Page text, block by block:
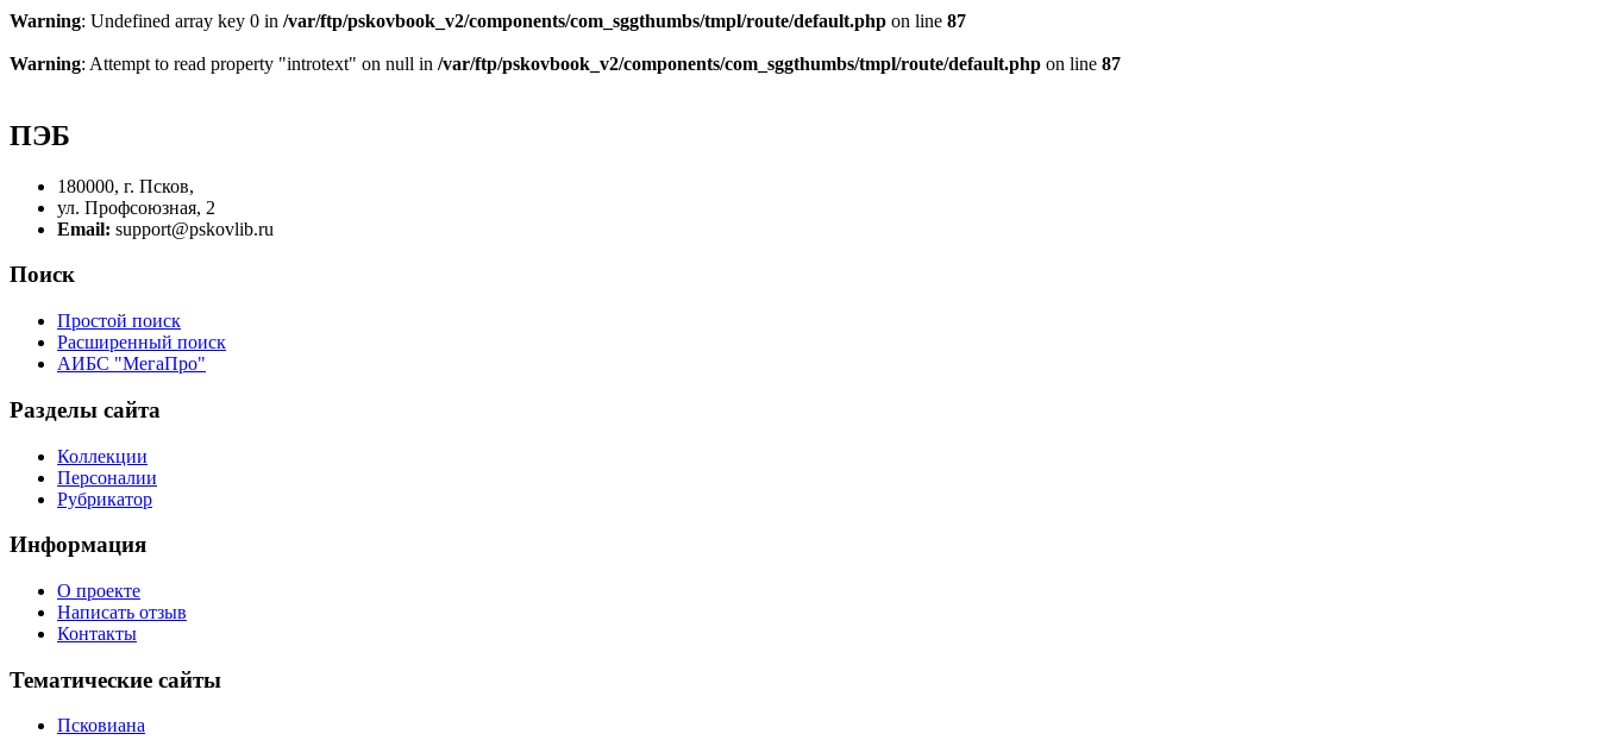
Warning: Undefined array key 0 in /var/ftp/pskovbook_v2/components/com_sggthumbs/tmpl/route/default.php on line 87
Warning: Attempt to read property "introtext" on null in /var/ftp/pskovbook_v2/components/com_sggthumbs/tmpl/route/default.php on line 87
ПЭБ
180000, г. Псков,
ул. Профсоюзная, 2
Email: support@pskovlib.ru
Поиск
Простой поиск
Расширенный поиск
АИБС "МегаПро"
Разделы сайта
Коллекции
Персоналии
Рубрикатор
Информация
О проекте
Написать отзыв
Контакты
Тематические сайты
Псковиана